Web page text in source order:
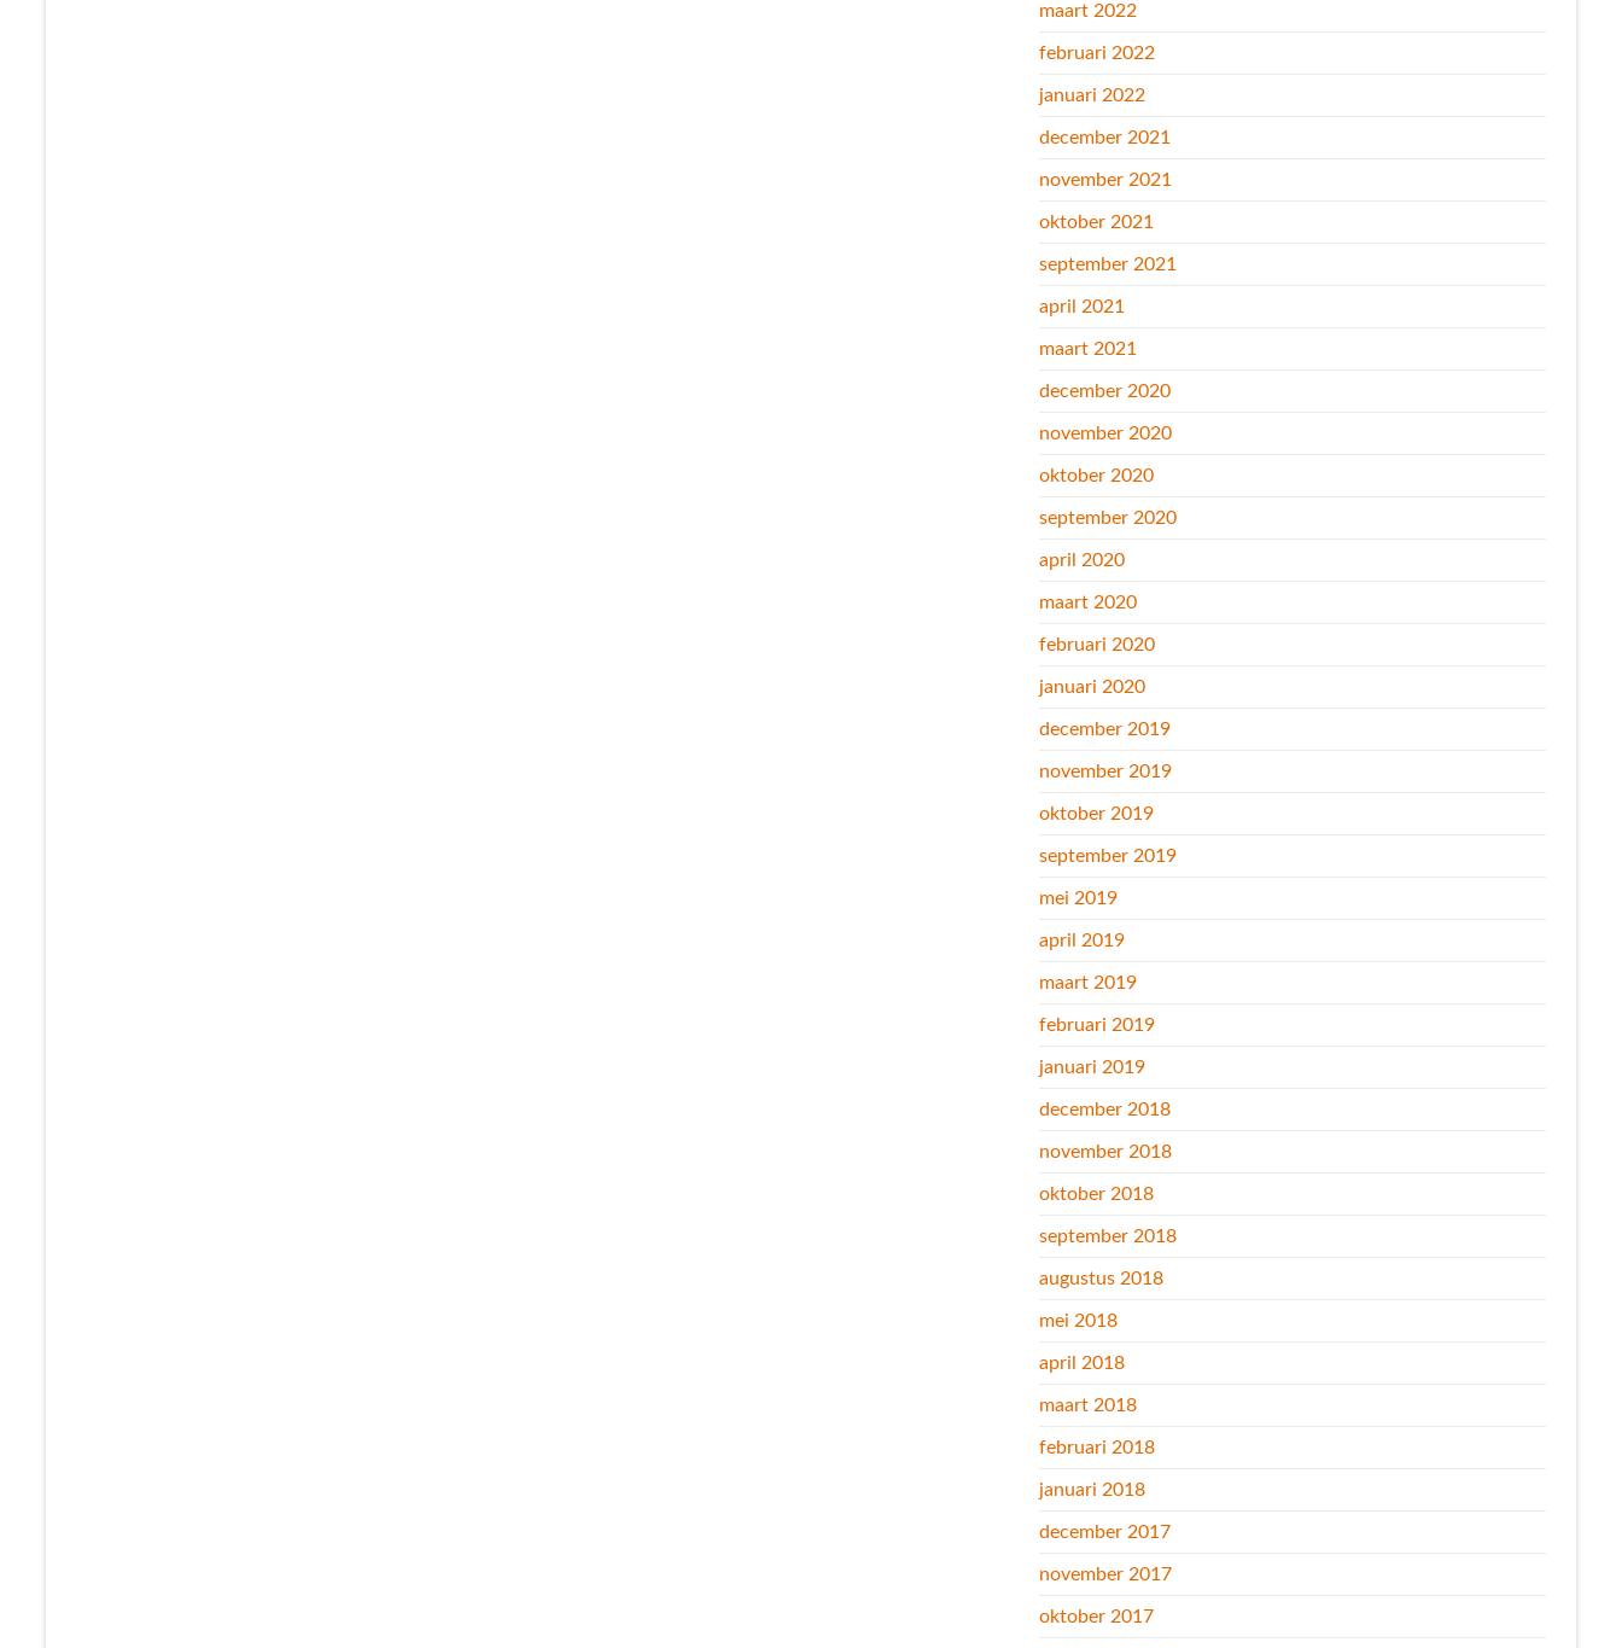
maart 2022
februari 2022
januari 2022
december 2021
november 2021
oktober 2021
september 2021
april 2021
maart 2021
december 2020
november 2020
oktober 2020
september 2020
april 2020
maart 2020
februari 2020
januari 2020
december 2019
november 2019
oktober 2019
september 2019
mei 2019
april 2019
maart 2019
februari 2019
januari 2019
december 2018
november 2018
oktober 2018
september 2018
augustus 2018
mei 2018
april 2018
maart 2018
februari 2018
januari 2018
december 2017
november 2017
oktober 2017